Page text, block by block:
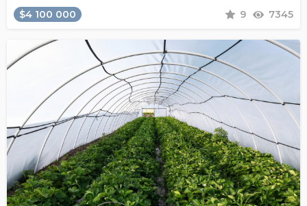
$4 100 000 9 7345